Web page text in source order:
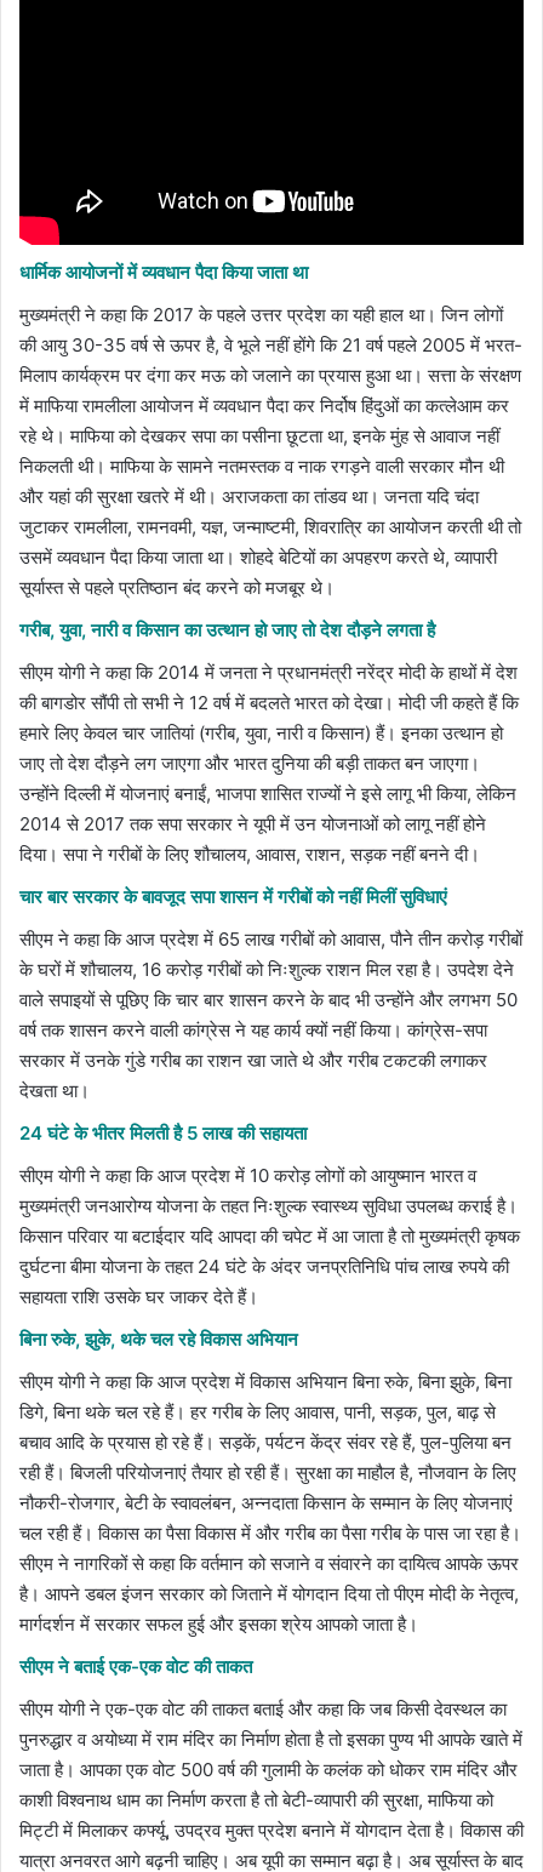
धार्मिक आयोजनों में व्यवधान पैदा किया जाता था
मुख्यमंत्री ने कहा कि 2017 के पहले उत्तर प्रदेश का यही हाल था। जिन लोगों
की आयु 30-35 वर्ष से ऊपर है, वे भूले नहीं होंगे कि 21 वर्ष पहले 2005 में भरत-
मिलाप कार्यक्रम पर दंगा कर मऊ को जलाने का प्रयास हुआ था। सत्ता के संरक्षण
में माफिया रामलीला आयोजन में व्यवधान पैदा कर निर्दोष हिंदुओं का कत्लेआम कर
रहे थे। माफिया को देखकर सपा का पसीना छूटता था, इनके मुंह से आवाज नहीं
निकलती थी। माफिया के सामने नतमस्तक व नाक रगड़ने वाली सरकार मौन थी
और यहां की सुरक्षा खतरे में थी। अराजकता का तांडव था। जनता यदि चंदा
जुटाकर रामलीला, रामनवमी, यज्ञ, जन्माष्टमी, शिवरात्रि का आयोजन करती थी तो
उसमें व्यवधान पैदा किया जाता था। शोहदे बेटियों का अपहरण करते थे, व्यापारी
सूर्यास्त से पहले प्रतिष्ठान बंद करने को मजबूर थे।
गरीब, युवा, नारी व किसान का उत्थान हो जाए तो देश दौड़ने लगता है
सीएम योगी ने कहा कि 2014 में जनता ने प्रधानमंत्री नरेंद्र मोदी के हाथों में देश
की बागडोर सौंपी तो सभी ने 12 वर्ष में बदलते भारत को देखा। मोदी जी कहते हैं कि
हमारे लिए केवल चार जातियां (गरीब, युवा, नारी व किसान) हैं। इनका उत्थान हो
जाए तो देश दौड़ने लग जाएगा और भारत दुनिया की बड़ी ताकत बन जाएगा।
उन्होंने दिल्ली में योजनाएं बनाईं, भाजपा शासित राज्यों ने इसे लागू भी किया, लेकिन
2014 से 2017 तक सपा सरकार ने यूपी में उन योजनाओं को लागू नहीं होने
दिया। सपा ने गरीबों के लिए शौचालय, आवास, राशन, सड़क नहीं बनने दी।
चार बार सरकार के बावजूद सपा शासन में गरीबों को नहीं मिलीं सुविधाएं
सीएम ने कहा कि आज प्रदेश में 65 लाख गरीबों को आवास, पौने तीन करोड़ गरीबों
के घरों में शौचालय, 16 करोड़ गरीबों को निःशुल्क राशन मिल रहा है। उपदेश देने
वाले सपाइयों से पूछिए कि चार बार शासन करने के बाद भी उन्होंने और लगभग 50
वर्ष तक शासन करने वाली कांग्रेस ने यह कार्य क्यों नहीं किया। कांग्रेस-सपा
सरकार में उनके गुंडे गरीब का राशन खा जाते थे और गरीब टकटकी लगाकर
देखता था।
24 घंटे के भीतर मिलती है 5 लाख की सहायता
सीएम योगी ने कहा कि आज प्रदेश में 10 करोड़ लोगों को आयुष्मान भारत व
मुख्यमंत्री जनआरोग्य योजना के तहत निःशुल्क स्वास्थ्य सुविधा उपलब्ध कराई है।
किसान परिवार या बटाईदार यदि आपदा की चपेट में आ जाता है तो मुख्यमंत्री कृषक
दुर्घटना बीमा योजना के तहत 24 घंटे के अंदर जनप्रतिनिधि पांच लाख रुपये की
सहायता राशि उसके घर जाकर देते हैं।
बिना रुके, झुके, थके चल रहे विकास अभियान
सीएम योगी ने कहा कि आज प्रदेश में विकास अभियान बिना रुके, बिना झुके, बिना
डिगे, बिना थके चल रहे हैं। हर गरीब के लिए आवास, पानी, सड़क, पुल, बाढ़ से
बचाव आदि के प्रयास हो रहे हैं। सड़कें, पर्यटन केंद्र संवर रहे हैं, पुल-पुलिया बन
रही हैं। बिजली परियोजनाएं तैयार हो रही हैं। सुरक्षा का माहौल है, नौजवान के लिए
नौकरी-रोजगार, बेटी के स्वावलंबन, अन्नदाता किसान के सम्मान के लिए योजनाएं
चल रही हैं। विकास का पैसा विकास में और गरीब का पैसा गरीब के पास जा रहा है।
सीएम ने नागरिकों से कहा कि वर्तमान को सजाने व संवारने का दायित्व आपके ऊपर
है। आपने डबल इंजन सरकार को जिताने में योगदान दिया तो पीएम मोदी के नेतृत्व,
मार्गदर्शन में सरकार सफल हुई और इसका श्रेय आपको जाता है।
सीएम ने बताई एक-एक वोट की ताकत
सीएम योगी ने एक-एक वोट की ताकत बताई और कहा कि जब किसी देवस्थल का
पुनरुद्धार व अयोध्या में राम मंदिर का निर्माण होता है तो इसका पुण्य भी आपके खाते में
जाता है। आपका एक वोट 500 वर्ष की गुलामी के कलंक को धोकर राम मंदिर और
काशी विश्वनाथ धाम का निर्माण करता है तो बेटी-व्यापारी की सुरक्षा, माफिया को
मिट्टी में मिलाकर कर्फ्यू, उपद्रव मुक्त प्रदेश बनाने में योगदान देता है। विकास की
यात्रा अनवरत आगे बढ़नी चाहिए। अब यूपी का सम्मान बढ़ा है। अब सूर्यास्त के बाद